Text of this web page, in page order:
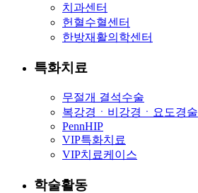
치과센터
헌혈수혈센터
한방재활의학센터
특화치료
무절개 결석수술
복강경ㆍ비강경ㆍ요도경술
PennHIP
VIP특화치료
VIP치료케이스
학술활동